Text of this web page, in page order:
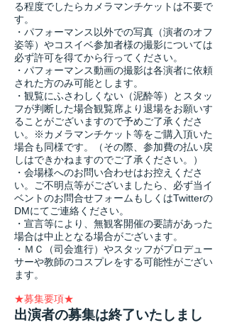
る程度でしたらカメラマンチケットは不要で
す。
・パフォーマンス以外での写真（演者のオフ
姿等）やコスイベ参加者様の撮影については
必ず許可を得てから行ってください。
・パフォーマンス動画の撮影は各演者に依頼
された方のみ可能とします。
・観覧にふさわしくない（泥酔等）とスタッ
フが判断した場合観覧席より退場をお願いす
ることがございますので予めご了承くださ
い。※カメラマンチケット等をご購入頂いた
場合も同様です。（その際、参加費の払い戻
しはできかねますのでご了承ください。）
・会場様へのお問い合わせはお控えくださ
い。ご不明点等がございましたら、必ず当イ
ベントのお問合せフォームもしくはTwitterの
DMにてご連絡ください。​
・宣言等により、無観客開催の要請があった
場合は中止となる場合がございます。
​・ＭＣ（司会進行）やスタッフがプロデュー
サーや教師のコスプレをする可能性がござい
ます。
​★募集要項★
​出演者の募集は終了いたしまし